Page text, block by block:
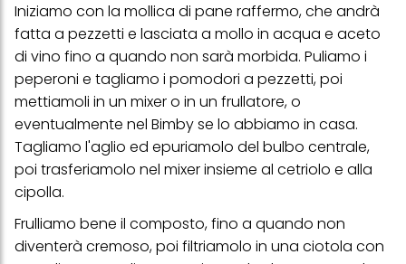
Iniziamo con la mollica di pane raffermo, che andrà
fatta a pezzetti e lasciata a mollo in acqua e aceto
di vino fino a quando non sarà morbida. Puliamo i
peperoni e tagliamo i pomodori a pezzetti, poi
mettiamoli in un mixer o in un frullatore, o
eventualmente nel Bimby se lo abbiamo in casa.
Tagliamo l'aglio ed epuriamolo del bulbo centrale,
poi trasferiamolo nel mixer insieme al cetriolo e alla
cipolla.
Frulliamo bene il composto, fino a quando non
diventerà cremoso, poi filtriamolo in una ciotola con
Puoi trovare maggiori informazioni sul trattamento dei tuoi dati
nella nostra Informativa sulla protezione dei dati collegata nel piè
di pagina (Sezione "Cookie, Pixel, Impronte digitali e tecnologie
simili"). Puoi revocare il tuo consenso in qualsiasi momento con
effetto per il futuro disabilitando i cookie sul nostro sito web nella
sezione "Impostazioni cookie" collegata nel piè di pagina. Per
ulteriori informazioni sui cookie utilizzati su questo sito Web, in
particolare sul loro periodo di conservazione, consultare le
informazioni dettagliate su ciascun cookie disponibili facendo
clic su "modifica" di seguito".
Se fai clic su "Modifica" potrai trovare maggiori informazioni sul
più degli scopi sopra menzionati. Cliccando su "Accetta tutto",
acconsenti all'uso dei cookie e al trattamento dei tuoi dati
personali per tutte le finalità sopra indicate. Se fai clic su "Rifiuta",